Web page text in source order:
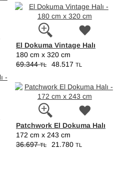
El Dokuma Vintage Halı
180 cm x 320 cm
69.344TL 48.517 TL
Patchwork El Dokuma Halı
172 cm x 243 cm
36.697TL 21.780 TL